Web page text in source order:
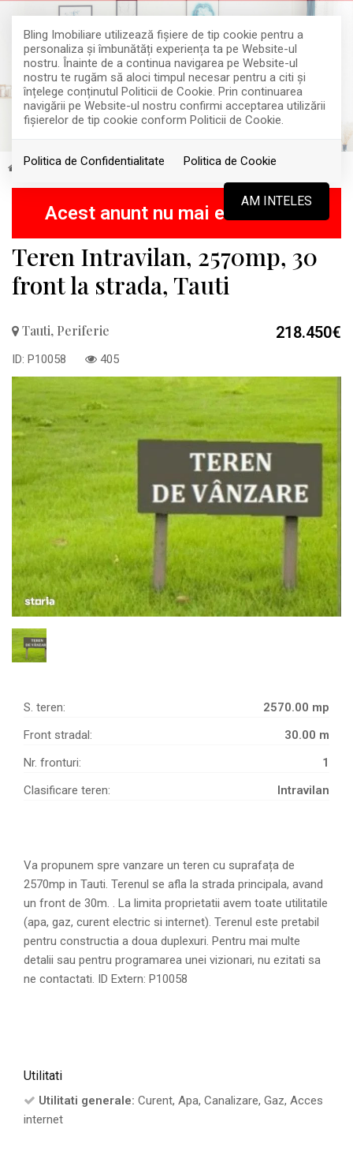
Bling Imobiliare utilizează fişiere de tip cookie pentru a
personaliza și îmbunătăți experiența ta pe Website-ul
nostru. Înainte de a continua navigarea pe Website-ul
nostru te rugăm să aloci timpul necesar pentru a citi și
înțelege conținutul Politicii de Cookie. Prin continuarea
navigării pe Website-ul nostru confirmi acceptarea utilizării
fişierelor de tip cookie conform Politicii de Cookie.
Politica de Confidentialitate Politica de Cookie
AM INTELES
Vanzare Terenuri Tauti Periferie
Acest anunt nu mai este activ !
Teren Intravilan, 2570mp, 30
front la strada, Tauti
Tauti, Periferie 218.450€
ID: P10058 405
S. teren:
2570.00 mp
Front stradal:
30.00 m
Nr. fronturi:
1
Clasificare teren:
Intravilan
Va propunem spre vanzare un teren cu suprafața de
2570mp in Tauti. Terenul se afla la strada principala, avand
un front de 30m. . La limita proprietatii avem toate utilitatile
(apa, gaz, curent electric si internet). Terenul este pretabil
pentru constructia a doua duplexuri. Pentru mai multe
detalii sau pentru programarea unei vizionari, nu ezitati sa
ne contactati. ID Extern: P10058
Utilitati
Utilitati generale: Curent, Apa, Canalizare, Gaz, Acces
internet